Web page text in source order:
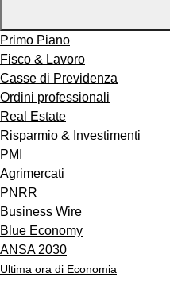
Primo Piano
Fisco & Lavoro
Casse di Previdenza
Ordini professionali
Real Estate
Risparmio & Investimenti
PMI
Agrimercati
PNRR
Business Wire
Blue Economy
ANSA 2030
Ultima ora di Economia